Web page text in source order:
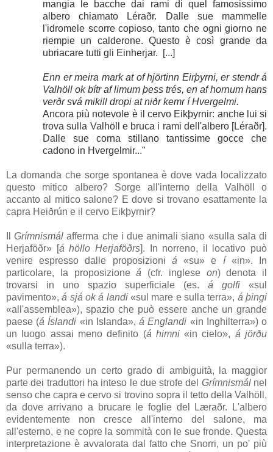
mangia le bacche dai rami di quel famosissimo
albero chiamato
Léraðr. Dalle sue mammelle
l'idromele scorre copioso, tanto che ogni giorno ne
riempie un calderone. Questo è così grande da
ubriacare tutti gli Einherjar. [...]
Enn er meira mark at of hjörtinn Eirþyrni, er stendr á
Valhöll ok bítr af limum þess trés, en af hornum hans
verðr svá mikill dropi at niðr kemr í Hvergelmi.
Ancora più notevole è il cervo Eikþyrnir: anche lui si
trova sulla Valhöll e bruca i rami dell'albero [Léraðr].
Dalle sue corna stillano tantissime gocce che
cadono in Hvergelmir..."
La domanda che sorge spontanea è dove vada localizzato
questo mitico albero? Sorge all'interno della Valhöll
o
accanto al mitico salone? E dove si trovano esattamente la
capra Heiðrún e il cervo Eikþyrnir?
IlGrímnismál afferma che i due animali siano «sulla sala di
Herjaföðr» [á höllo Herjaföðrs]. In norreno, il locativo può
venire espresso dalle proposizioni á«su» e í«in». In
particolare, la proposizioneá (cfr. inglese on) denota il
trovarsi in uno spazio superficiale (es. á golfi «sul
pavimento»,á sjá ok á landi«sul mare e sulla terra», á þingi
«all'assemblea»), spazio che può essere anche un grande
paese (á Íslandi «in Islanda»,á Englandi «in Inghilterra») o
un luogo assai meno definito (á himni«in cielo», á jörðu
«sulla terra»).
Pur permanendo un certo grado di ambiguità, la maggior
parte dei traduttori ha inteso le due strofe del Grímnismálnel
senso che capra e cervo si trovino sopra il tetto della Valhöll ,
da dove arrivano a brucare le foglie del
Læraðr. L'albero
evidentemente non cresce all'interno del salone, ma
all'esterno, e ne copre la sommità con le sue fronde. Questa
interpretazione è avvalorata dal fatto che Snorri, un po' più